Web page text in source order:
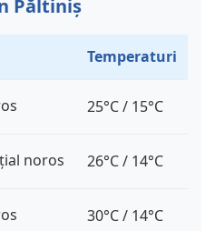
Păltiniș
Temperaturi
25°C / 15°C
noros 26°C / 14°C
30°C / 14°C